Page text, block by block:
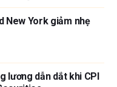
New York giảm nhẹ
lương dẫn dắt khi CPI